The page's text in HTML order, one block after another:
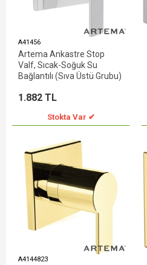
A41456
Artema Ankastre Stop
Valf, Sıcak-Soğuk Su
Bağlantılı (Sıva Üstü Grubu)
1.882 TL
Stokta Var ✔
A4144823